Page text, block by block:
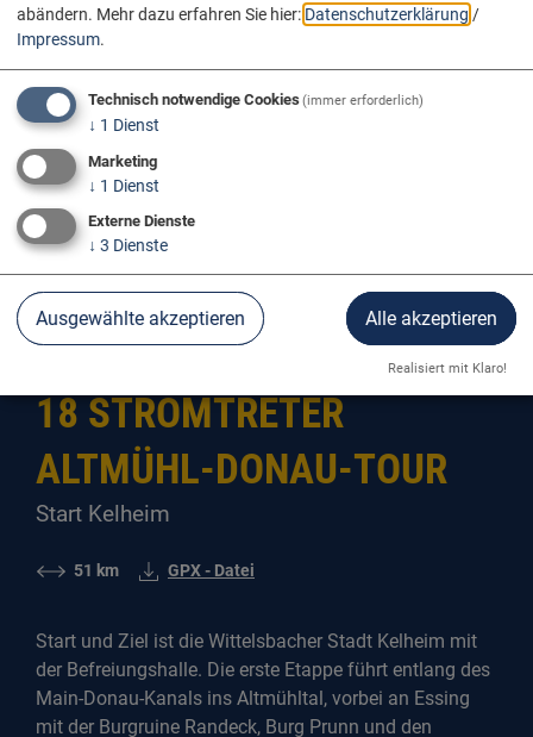
Tagestouren am Donauradweg
Der Donauradweg
18 STROMTRETER
ALTMÜHL-DONAU-TOUR
Start Kelheim
51 km GPX - Datei
Start und Ziel ist die Wittelsbacher Stadt Kelheim mit
der Befreiungshalle. Die erste Etappe führt entlang des
Main-Donau-Kanals ins Altmühltal, vorbei an Essing
mit der Burgruine Randeck, Burg Prunn und den
abändern. Mehr dazu erfahren Sie hier: Datenschutzerklärung /
Impressum.
Technisch notwendige Cookies(immer erforderlich)
↓ 1 Dienst
Marketing
↓ 1 Dienst
Externe Dienste
↓ 3 Dienste
Ausgewählte akzeptieren Alle akzeptieren
Realisiert mit Klaro!